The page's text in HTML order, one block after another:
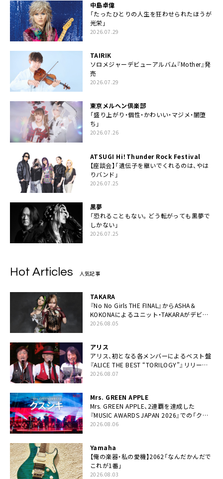
中島卓偉
「たったひとりの人生を狂わせられたほうが
光栄」
2026.07.29
TAIRIK
ソロメジャーデビューアルバム『Mother』発
売
2026.07.29
東京メルヘン倶楽部
「盛り上がり・個性・かわいい・マジメ・闇堕
ち」
2026.07.26
ATSUGI Hi！Thunder Rock Festival
【座談会】「遺伝子を継いでくれるのは、やは
りバンド」
2026.07.25
黒夢
「恐れることもない。どう転がっても黒夢で
しかない」
2026.07.25
Hot Articles 人気記事
TAKARA
『No No Girls THE FINAL』からASHA＆
KOKONAによるユニット・TAKARAがデビュ
ー
2026.08.05
アリス
アリス、初となる各メンバーによるベスト盤
『ALICE THE BEST “TORILOGY”』リリース
決定
2026.08.07
Mrs. GREEN APPLE
Mrs. GREEN APPLE、2連覇を達成した
『MUSIC AWARDS JAPAN 2026』での「クス
シキ」ライブパフォーマンスをYouTube公開
2026.08.06
Yamaha
【俺の楽器・私の愛機】2062「なんだかんだで
これが1番」
2026.08.03